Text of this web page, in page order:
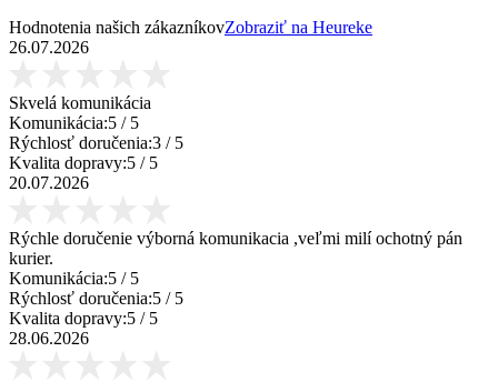
Hodnotenia našich zákazníkovZobraziť na Heureke
26.07.2026
Skvelá komunikácia
Komunikácia:5 / 5
Rýchlosť doručenia:3 / 5
Kvalita dopravy:5 / 5
20.07.2026
Rýchle doručenie výborná komunikacia ,veľmi milí ochotný pán
kurier.
Komunikácia:5 / 5
Rýchlosť doručenia:5 / 5
Kvalita dopravy:5 / 5
28.06.2026